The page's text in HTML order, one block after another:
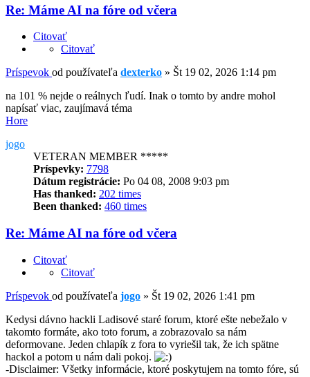
Re: Máme AI na fóre od včera
Citovať
Citovať
Príspevok od používateľa dexterko » Št 19 02, 2026 1:14 pm
na 101 % nejde o reálnych ľudí. Inak o tomto by andre mohol
napísať viac, zaujímavá téma
Hore
jogo
VETERAN MEMBER *****
Príspevky: 7798
Dátum registrácie: Po 04 08, 2008 9:03 pm
Has thanked: 202 times
Been thanked: 460 times
Re: Máme AI na fóre od včera
Citovať
Citovať
Príspevok od používateľa jogo » Št 19 02, 2026 1:41 pm
Kedysi dávno hackli Ladisové staré forum, ktoré ešte nebežalo v
takomto formáte, ako toto forum, a zobrazovalo sa nám
deformovane. Jeden chlapík z fora to vyriešil tak, že ich spätne
hackol a potom u nám dali pokoj.
-Disclaimer: Všetky informácie, ktoré poskytujem na tomto fóre, sú